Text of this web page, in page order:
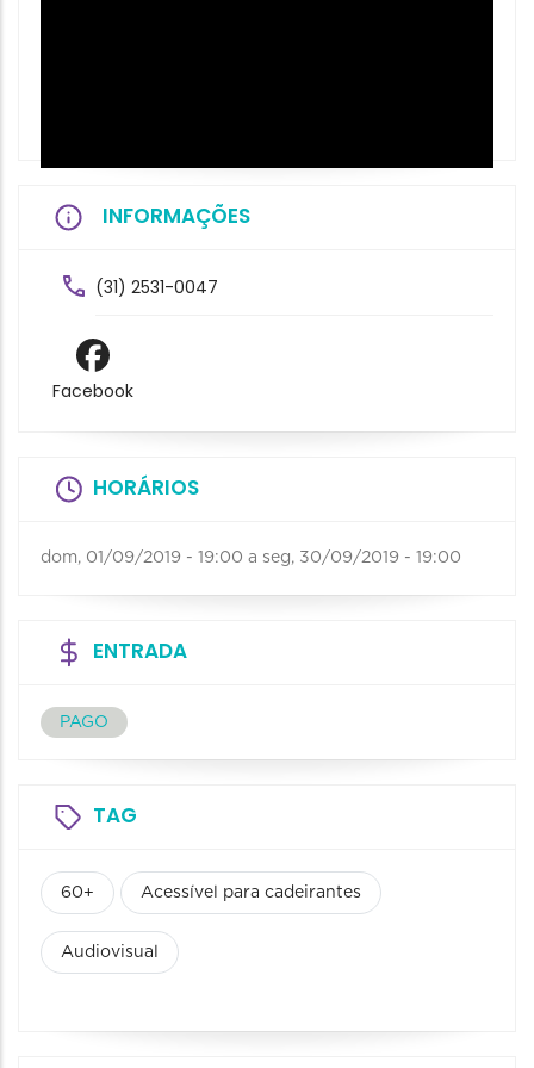
INFORMAÇÕES
(31) 2531-0047
Facebook
HORÁRIOS
dom, 01/09/2019 - 19:00 a seg, 30/09/2019 - 19:00
ENTRADA
PAGO
TAG
60+ Acessível para cadeirantes
Audiovisual